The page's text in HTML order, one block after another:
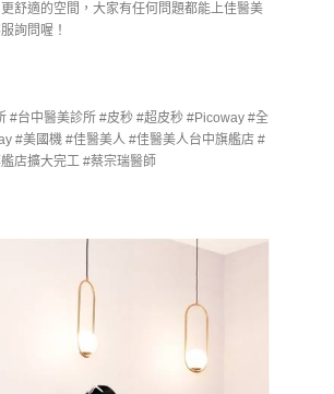
舒適的空間，大家有任何問題都能上佳醫美
詢問喔！
#台中醫美診所 #皮秒 #超皮秒 #Picoway #全
#美國機 #佳醫美人 #佳醫美人台中旗艦店 #
店擴大完工 #蔡宗瑞醫師